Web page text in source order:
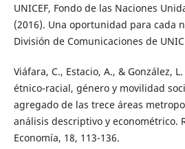
UNICEF, Fondo de las Naciones
(2016). Una oportunidad para cada
División de Comunicaciones de
Viáfara, C., Estacio, A., & González,
étnico-racial, género y movilidad
agregado de las trece áreas
análisis descriptivo y econométrico.
Economía, 18, 113-136.